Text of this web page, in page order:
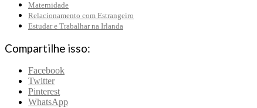
Maternidade
Relacionamento com Estrangeiro
Estudar e Trabalhar na Irlanda
Compartilhe isso:
Facebook
Twitter
Pinterest
WhatsApp